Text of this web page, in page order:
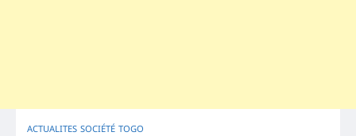
ACTUALITES SOCIÉTÉ TOGO